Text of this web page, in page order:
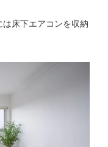
床下エアコンを収納